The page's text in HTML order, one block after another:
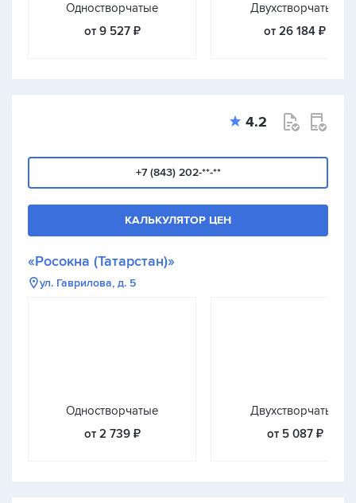
Одностворчатые
от 9 527 ₽
Двухстворчатые
от 26 184 ₽
4.2
+7 (843) 202-**-**
КАЛЬКУЛЯТОР ЦЕН
«Росокна (Татарстан)»
ул. Гаврилова, д. 5
Одностворчатые
от 2 739 ₽
Двухстворчатые
от 5 087 ₽